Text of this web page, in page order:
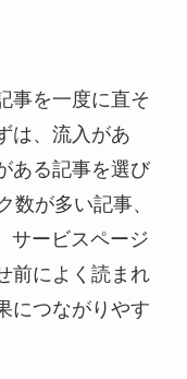
事を一度に直そ
は、流入があ
ある記事を選び
数が多い記事、
サービスページ
前によく読まれ
につながりやす